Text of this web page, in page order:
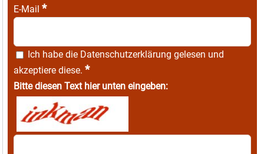
E-Mail *
Ich habe die Datenschutzerklärung gelesen und
akzeptiere diese. *
Bitte diesen Text hier unten eingeben: